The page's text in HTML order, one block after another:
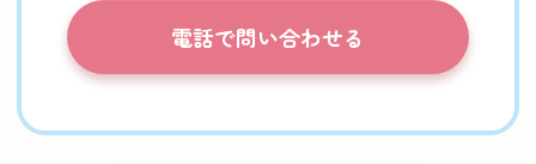
電話で問い合わせる